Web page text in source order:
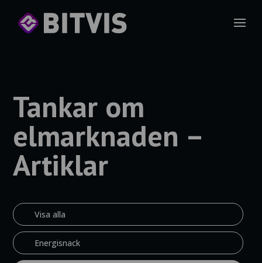
Tankar om
elmarknaden –
Artiklar
Visa alla
Energisnack